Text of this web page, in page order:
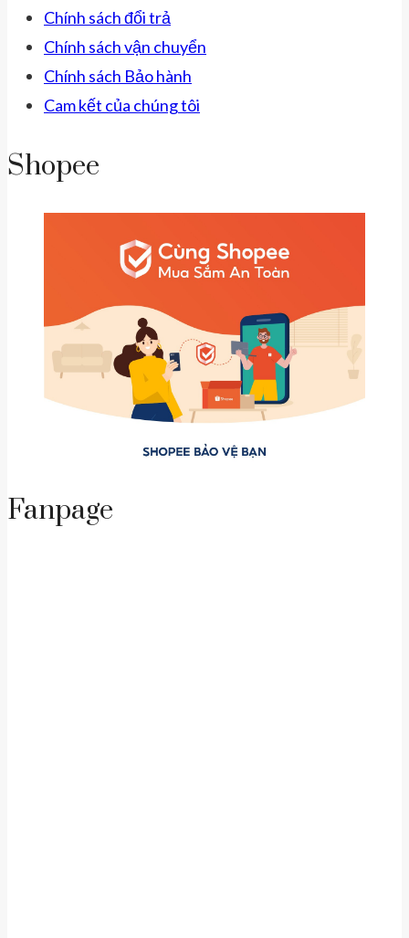
Chính sách đổi trả
Chính sách vận chuyển
Chính sách Bảo hành
Cam kết của chúng tôi
Shopee
Fanpage